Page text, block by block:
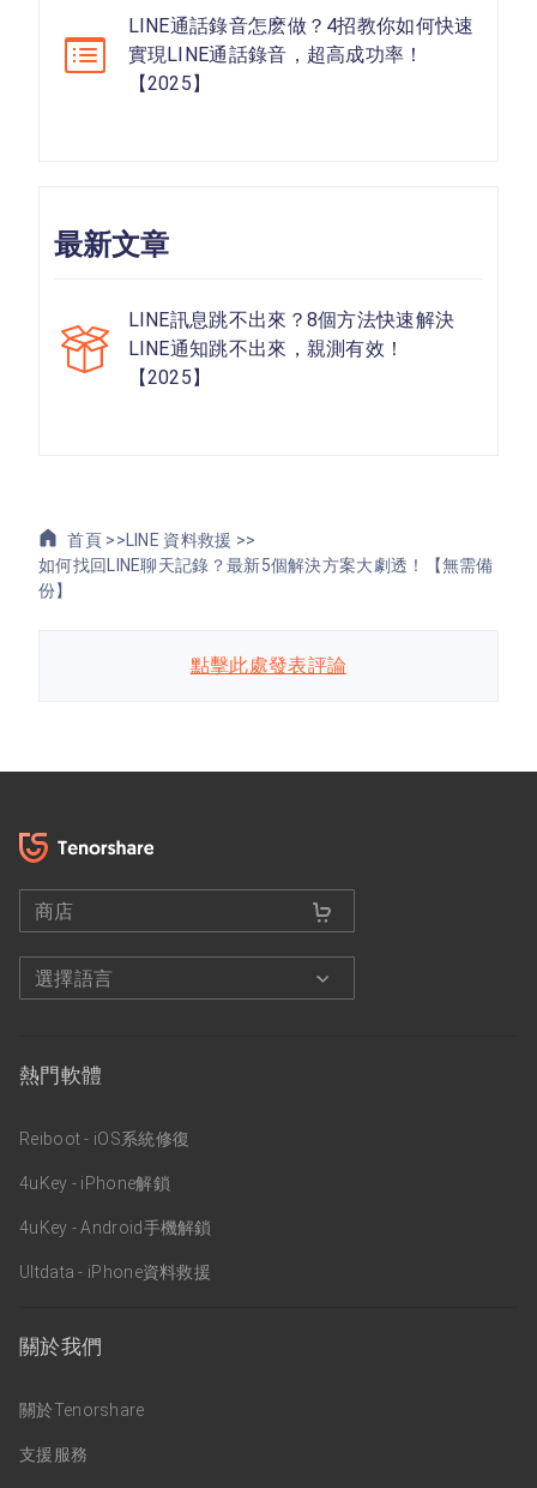
LINE通話錄音怎麽做？4招教你如何快速
實現LINE通話錄音，超高成功率！
【2025】
最新文章
LINE訊息跳不出來？8個方法快速解決
LINE通知跳不出來，親測有效！
【2025】
首頁 >> LINE 資料救援 >>
如何找回LINE聊天記錄？最新5個解決方案大劇透！【無需備
份】
點擊此處發表評論
商店
選擇語言
熱門軟體
Reiboot - iOS系統修復
4uKey - iPhone解鎖
4uKey - Android手機解鎖
Ultdata - iPhone資料救援
關於我們
關於Tenorshare
支援服務